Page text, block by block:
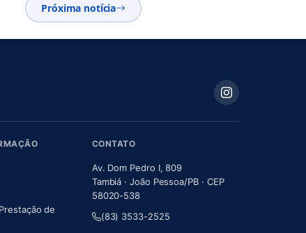
Próxima notícia
de
CONTATO
Av. Dom Pedro I, 809
Tambiá · João Pessoa/PB · CEP
58020-538
(83) 3533-2525